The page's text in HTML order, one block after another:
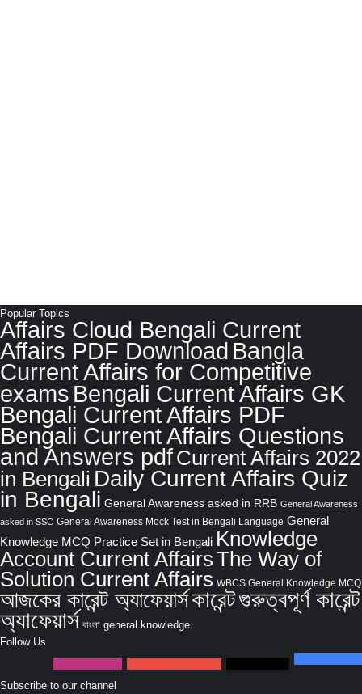
Popular Topics
Affairs Cloud Bengali Current
Affairs PDF Download Bangla
Current Affairs for Competitive
exams Bengali Current Affairs GK
Bengali Current Affairs PDF
Bengali Current Affairs Questions
and Answers pdfCurrent Affairs 2022
in Bengali Daily Current Affairs Quiz
in Bengali General Awareness asked in RRB General Awareness
asked in SSC General Awareness Mock Test in Bengali Language General
Knowledge MCQ Practice Set in Bengali Knowledge
Account Current AffairsThe Way of
Solution Current Affairs WBCS General Knowledge MCQ
আজকের কারেন্ট অ্যাফেয়ার্সকারেন্টগুরুত্বপূর্ণ কারেন্ট
অ্যাফেয়ার্স বাংলা general knowledge
Follow Us
Subscribe to our channel